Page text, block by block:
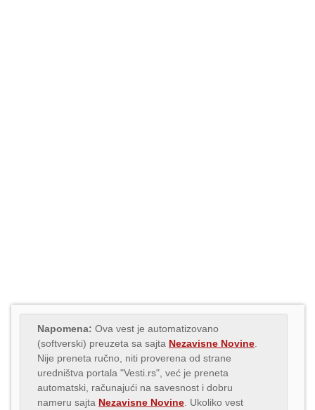
Napomena: Ova vest je automatizovano
(softverski) preuzeta sa sajta Nezavisne Novine
Nije preneta ručno, niti proverena od strane
uredništva portala "Vesti.rs", već je preneta
automatski, računajući na savesnost i dobru
nameru sajta Nezavisne Novine . Ukoliko vest